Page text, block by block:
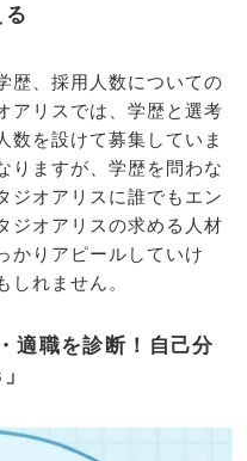
歴、採用人数についての
アリスでは、学歴と選考
数を設けて募集していま
りますが、学歴を問わな
ジオアリスに誰でもエン
ジオアリスの求める人材
かりアピールしていけ
れません。
適職を診断！自己分